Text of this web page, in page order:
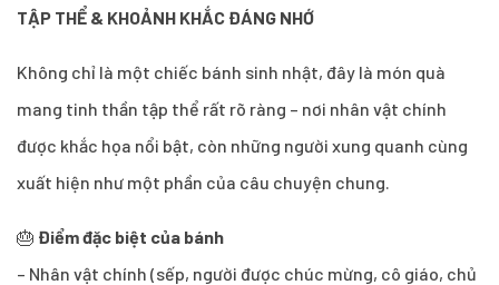
TẬP THỂ & KHOẢNH KHẮC ĐÁNG NHỚ
Không chỉ là một chiếc bánh sinh nhật, đây là món quà
mang tinh thần tập thể rất rõ ràng – nơi nhân vật chính
được khắc họa nổi bật, còn những người xung quanh cùng
xuất hiện như một phần của câu chuyện chung.
🎂 Điểm đặc biệt của bánh
– Nhân vật chính (sếp, người được chúc mừng, cô giáo, chủ